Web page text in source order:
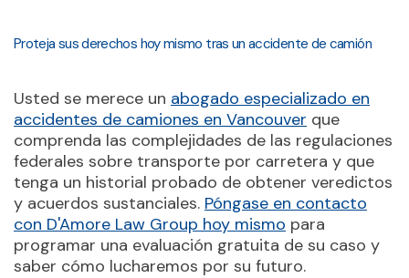
Proteja sus derechos hoy mismo tras un accidente de camión
Usted se merece un abogado especializado en
accidentes de camiones en Vancouver que
comprenda las complejidades de las regulaciones
federales sobre transporte por carretera y que
tenga un historial probado de obtener veredictos
y acuerdos sustanciales. Póngase en contacto
con D'Amore Law Group hoy mismo para
programar una evaluación gratuita de su caso y
saber cómo lucharemos por su futuro.